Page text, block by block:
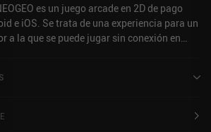
es un juego arcade en 2D de pago
e iOS. Se trata de una experiencia para un
a la que se puede jugar sin conexión en
4 sobre 5,0 en la App Store de iOS.